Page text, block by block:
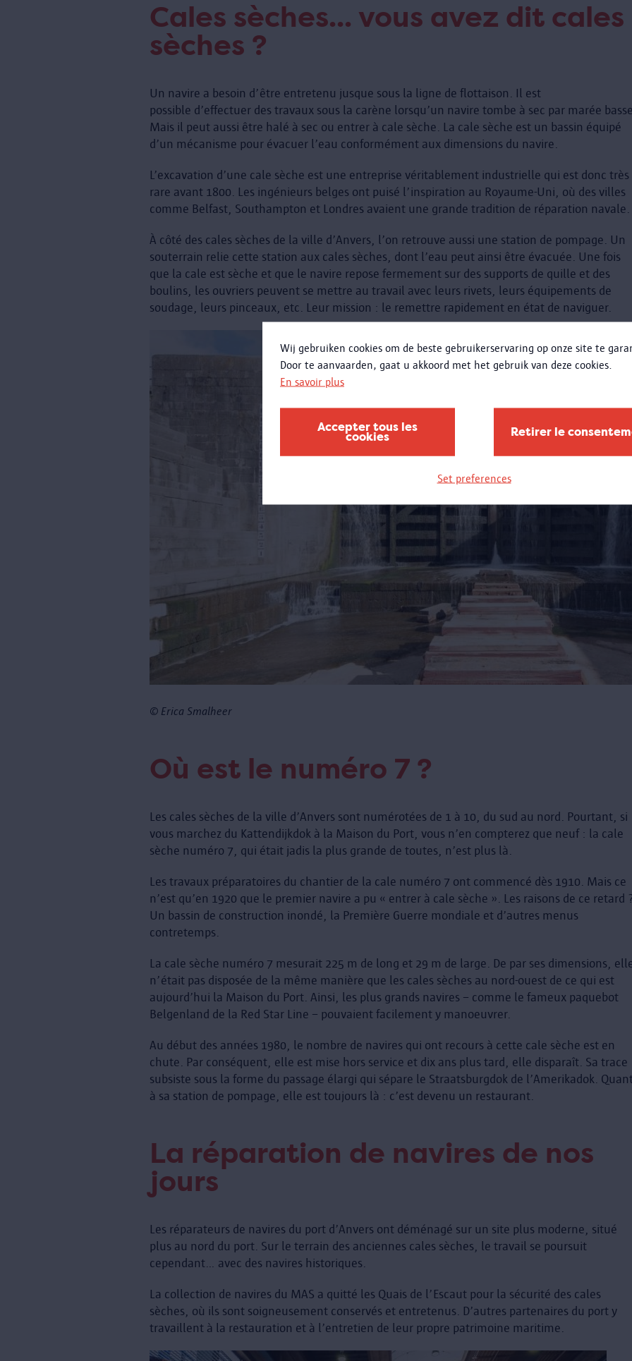
Wij gebruiken cookies om de beste gebruikerservaring op onze site te
Door te aanvaarden, gaat u akkoord met het gebruik van deze cookies.
En savoir plus
Accepter tous les
cookies Retirer le
Set preferences
Cales sèches... vous avez dit cales
sèches ?
Un navire a besoin d’être entretenu jusque sous la ligne de flottaison. Il est
possible d’effectuer des travaux sous la carène lorsqu’un navire tombe à sec par marée
Mais il peut aussi être halé à sec ou entrer à cale sèche. La cale sèche est un bassin équipé
d’un mécanisme pour évacuer l’eau conformément aux dimensions du navire.
L’excavation d’une cale sèche est une entreprise véritablement industrielle qui est donc très
rare avant 1800. Les ingénieurs belges ont puisé l’inspiration au Royaume-Uni, où des villes
comme Belfast, Southampton et Londres avaient une grande tradition de réparation navale.
À côté des cales sèches de la ville d’Anvers, l’on retrouve aussi une station de pompage. Un
souterrain relie cette station aux cales sèches, dont l’eau peut ainsi être évacuée. Une fois
que la cale est sèche et que le navire repose fermement sur des supports de quille et des
boulins, les ouvriers peuvent se mettre au travail avec leurs rivets, leurs équipements de
soudage, leurs pinceaux, etc. Leur mission : le remettre rapidement en état de naviguer.
© Erica Smalheer
Où est le numéro 7 ?
Les cales sèches de la ville d’Anvers sont numérotées de 1 à 10, du sud au nord. Pourtant, si
vous marchez du Kattendijkdok à la Maison du Port, vous n’en compterez que neuf : la cale
sèche numéro 7, qui était jadis la plus grande de toutes, n’est plus là.
Les travaux préparatoires du chantier de la cale numéro 7 ont commencé dès 1910. Mais ce
n’est qu’en 1920 que le premier navire a pu « entrer à cale sèche ». Les raisons de ce retard
Un bassin de construction inondé, la Première Guerre mondiale et d’autres menus
contretemps.
La cale sèche numéro 7 mesurait 225 m de long et 29 m de large. De par ses dimensions,
n’était pas disposée de la même manière que les cales sèches au nord-ouest de ce qui est
aujourd’hui la Maison du Port. Ainsi, les plus grands navires – comme le fameux paquebot
Belgenland de la Red Star Line – pouvaient facilement y manoeuvrer.
Au début des années 1980, le nombre de navires qui ont recours à cette cale sèche est en
chute. Par conséquent, elle est mise hors service et dix ans plus tard, elle disparaît. Sa trace
subsiste sous la forme du passage élargi qui sépare le Straatsburgdok de l’Amerikadok.
à sa station de pompage, elle est toujours là : c’est devenu un restaurant.
La réparation de navires de nos
jours
Les réparateurs de navires du port d’Anvers ont déménagé sur un site plus moderne, situé
plus au nord du port. Sur le terrain des anciennes cales sèches, le travail se poursuit
cependant… avec des navires historiques.
La collection de navires du MAS a quitté les Quais de l’Escaut pour la sécurité des cales
sèches, où ils sont soigneusement conservés et entretenus. D’autres partenaires du port y
travaillent à la restauration et à l’entretien de leur propre patrimoine maritime.